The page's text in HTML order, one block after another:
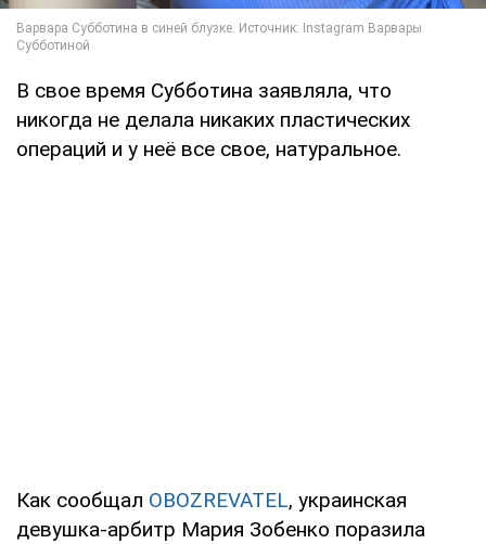
В свое время Субботина заявляла, что
никогда не делала никаких пластических
операций и у неё все свое, натуральное.
Как сообщал OBOZREVATEL, украинская
девушка-арбитр Мария Зобенко поразила